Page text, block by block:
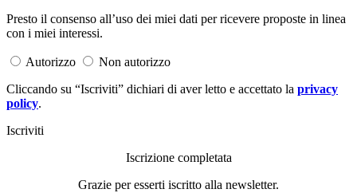
Presto il consenso all’uso dei miei dati per ricevere proposte in linea
con i miei interessi.
Autorizzo
Non autorizzo
Cliccando su “Iscriviti” dichiari di aver letto e accettato la privacy
policy.
Iscriviti
Iscrizione completata
Grazie per esserti iscritto alla newsletter.